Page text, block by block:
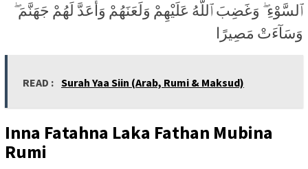
ٱلسَّوْءِ ۖ وَغَضِبَ ٱللَّهُ عَلَيْهِمْ وَلَعَنَهُمْ وَأَعَدَّ لَهُمْ جَهَنَّمَ ۖ
وَسَآءَتْ مَصِيرًا
READ : Surah Yaa Siin (Arab, Rumi & Maksud)
Inna Fatahna Laka Fathan Mubina
Rumi